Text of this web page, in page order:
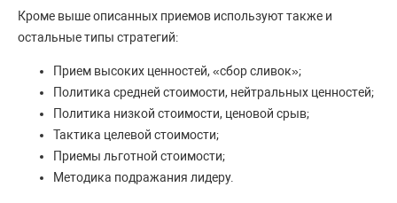
Кроме выше описанных приемов используют также и
остальные типы стратегий:
Прием высоких ценностей, «сбор сливок»;
Политика средней стоимости, нейтральных ценностей;
Политика низкой стоимости, ценовой срыв;
Тактика целевой стоимости;
Приемы льготной стоимости;
Методика подражания лидеру.